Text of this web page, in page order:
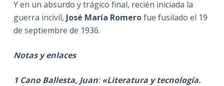
Y en un absurdo y trágico final, recién iniciada la
guerra incivil, José María Romerofue fusilado el 19
de septiembre de 1936.
Notas y enlaces
1 Cano Ballesta, Juan:«Literatura y tecnología.